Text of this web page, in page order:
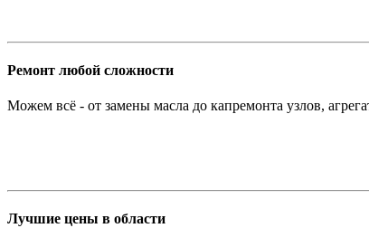
Ремонт любой сложности
Можем всё - от замены масла до капремонта узлов,
Лучшие цены в области